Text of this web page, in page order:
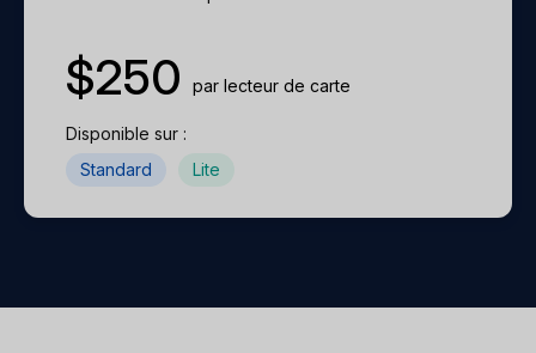
$250 par lecteur de carte
Disponible sur :
Standard
Lite